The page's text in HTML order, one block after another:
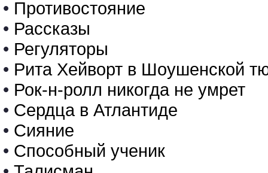
• Противостояние
• Рассказы
• Регуляторы
• Рита Хейворт в Шоушенской
• Рок-н-ролл никогда не умрет
• Сердца в Атлантиде
• Сияние
• Способный ученик